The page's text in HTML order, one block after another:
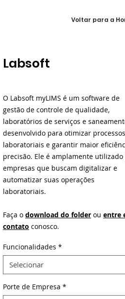
Voltar para a
Labsoft
O Labsoft myLIMS é um software de
gestão de controle de qualidade,
laboratórios de serviços e
desenvolvido para otimizar processos
laboratoriais e garantir maior
precisão. Ele é amplamente
empresas que buscam digitalizar e
automatizar suas operações
laboratoriais.
Faça o download do folder ou entre
contato conosco.
Funcionalidades *
Selecionar
Porte de Empresa *